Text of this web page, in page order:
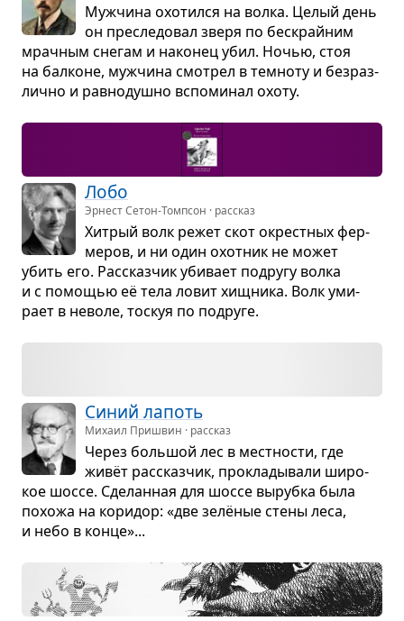
Муж­чина охо­тился на волка. Целый день
он пре­сле­до­вал зверя по бес­крайним
мрач­ным сне­гам и нако­нец убил. Ночью, стоя
на бал­коне, муж­чина смот­рел в тем­ноту и без­раз­
лично и рав­но­душно вспо­ми­нал охоту.
Лобо
Эрнест Сетон-Томпсон · рассказ
Хит­рый волк режет скот окрест­ных фер­
ме­ров, и ни один охот­ник не может
убить его. Рас­сказ­чик уби­вает подругу волка
и с помо­щью её тела ловит хищ­ника. Волк уми­
рает в неволе, тоскуя по подруге.
Синий лапоть
Михаил Пришвин · рассказ
Через боль­шой лес в мест­но­сти, где
живёт рас­сказ­чик, про­кла­ды­вали широ­
кое шоссе. Сде­лан­ная для шоссе вырубка была
похожа на кори­дор: «две зелё­ные стены леса,
и небо в конце»...